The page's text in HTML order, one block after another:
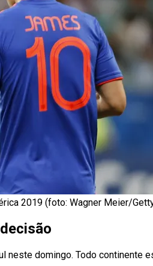
2019 (foto: Wagner Meier/
domingo. Todo continente